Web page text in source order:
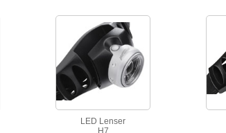
LED Lenser
H7